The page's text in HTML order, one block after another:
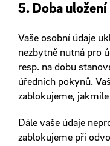
5. Doba uložení
Vaše osobní údaje
nezbytně nutná pro
resp. na dobu
úředních pokynů.
zablokujeme,
Dále vaše údaje
zablokujeme při